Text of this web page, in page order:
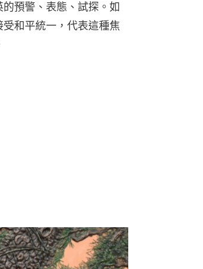
預警、表態、試探。如
和平統一，代表這種焦